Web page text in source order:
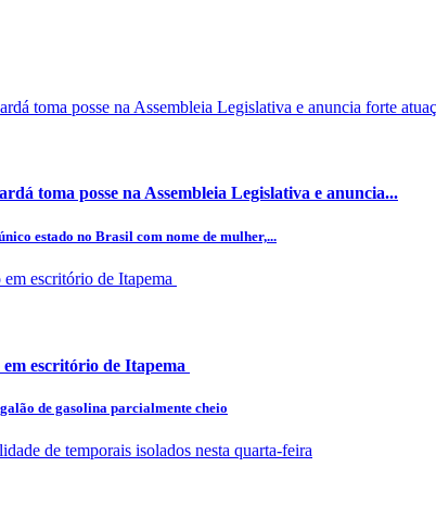
toma posse na Assembleia Legislativa e anuncia...
estado no Brasil com nome de mulher,...
escritório de Itapema
de gasolina parcialmente cheio